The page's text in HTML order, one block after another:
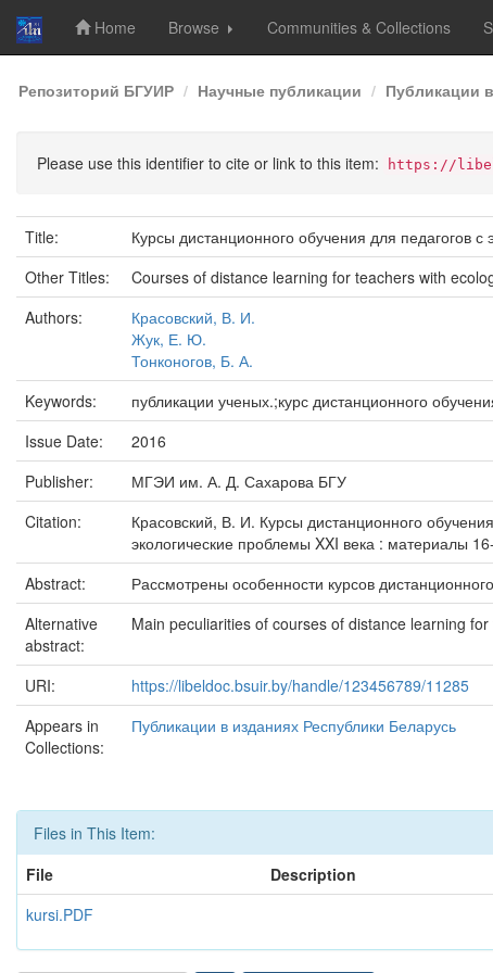
Skip
navigation
Home Browse Communities & Collections
Репозиторий БГУИР Научные публикации Публикации
Please use this identifier to cite or link to this item: https://
Title:
Курсы дистанционного обучения для педагогов
Other Titles:
Courses of distance learning for teachers with
Authors:
Красовский, В. И.
Жук, Е. Ю.
Тонконогов, Б. А.
Keywords:
публикации ученых.;курс дистанционного
Issue Date:
2016
Publisher:
МГЭИ им. А. Д. Сахарова БГУ
Citation:
Красовский, В. И. Курсы дистанционного
экологические проблемы XXI века : материалы
Abstract:
Рассмотрены особенности курсов
Alternative
abstract:
Main peculiarities of courses of distance learning
URI:
https://libeldoc.bsuir.by/handle/123456789/11285
Appears in
Collections:
Публикации в изданиях Республики Беларусь
Files in This Item:
File
Description
kursi.PDF